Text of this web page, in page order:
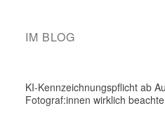
IM BLOG
KI-Kennzeichnungspflicht ab
Fotograf:innen wirklich